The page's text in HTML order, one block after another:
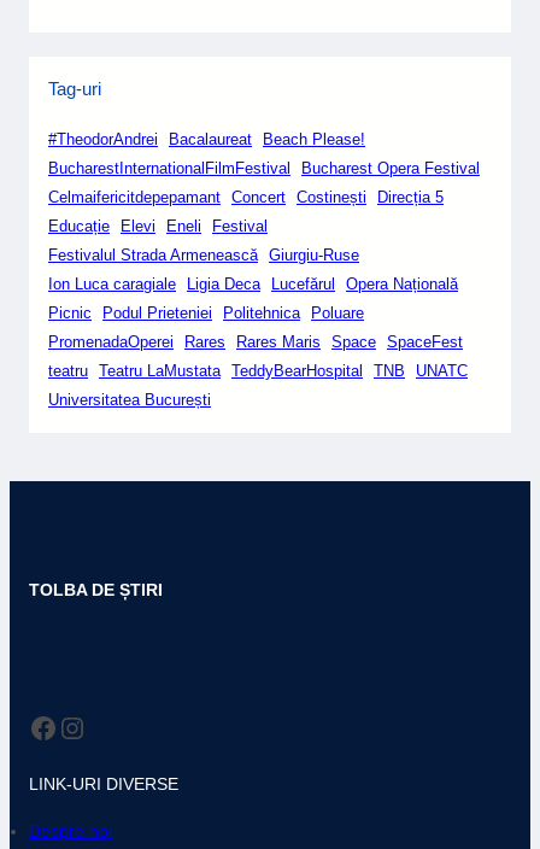
Tag-uri
#TheodorAndrei Bacalaureat
Beach Please!
BucharestInternationalFilmFestival
Bucharest Opera Festival
Celmaifericitdepepamant Concert Costinești
Direcția 5
Educație
Elevi Eneli
Festival
Festivalul Strada Armenească Giurgiu-Ruse
Ion Luca caragiale
Ligia Deca Lucefărul
Opera Națională
Picnic
Podul Prieteniei Politehnica
Poluare
PromenadaOperei
Rares Rares Maris Space SpaceFest
teatru Teatru LaMustata TeddyBearHospital TNB
UNATC
Universitatea București
TOLBA DE ȘTIRI
Facebook Instagram
LINK-URI DIVERSE
Despre noi